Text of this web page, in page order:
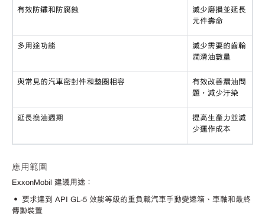
有效防鏽和防腐蝕
減少磨損並延長
元件壽命
多用途功能
減少需要的齒輪
潤滑油數量
與常見的汽車密封件和墊圈相容
有效改善漏油問
題，減少汙染
延長換油週期
提高生產力並減
少運作成本
應用範圍
ExxonMobil 建議用途：
• 要求達到 API GL-5 效能等級的重負載汽車手動變速箱、車軸和最終
傳動裝置